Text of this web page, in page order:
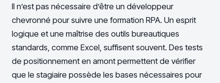
Il n’est pas nécessaire d’être un développeur
chevronné pour suivre une formation RPA. Un esprit
logique et une maîtrise des outils bureautiques
standards, comme Excel, suffisent souvent. Des tests
de positionnement en amont permettent de vérifier
que le stagiaire possède les bases nécessaires pour